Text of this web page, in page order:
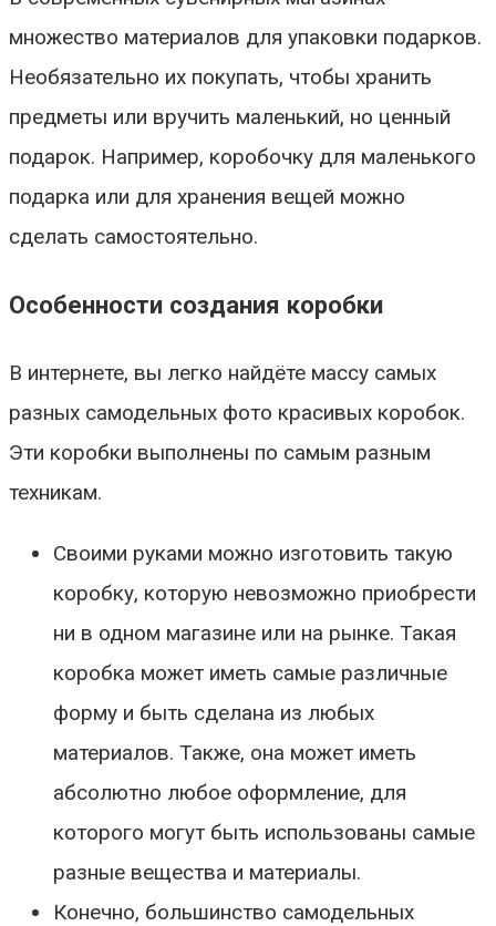
множество материалов для упаковки подарков.
Необязательно их покупать, чтобы хранить
предметы или вручить маленький, но ценный
подарок. Например, коробочку для маленького
подарка или для хранения вещей можно
сделать самостоятельно.
Особенности создания коробки
В интернете, вы легко найдёте массу самых
разных самодельных фото красивых коробок.
Эти коробки выполнены по самым разным
техникам.
Своими руками можно изготовить такую
коробку, которую невозможно приобрести
ни в одном магазине или на рынке. Такая
коробка может иметь самые различные
форму и быть сделана из любых
материалов. Также, она может иметь
абсолютно любое оформление, для
которого могут быть использованы самые
разные вещества и материалы.
Конечно, большинство самодельных